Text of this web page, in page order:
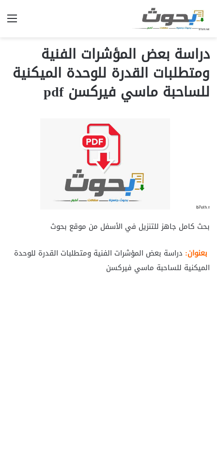
دراسة بعض المؤشرات الفنية
ومتطلبات القدرة للوحدة الميكنية
للساحبة ماسي فيركسن pdf
بحث كامل جاهز للتنزيل في الأسفل من موقع بحوث
بعنوان: دراسة بعض المؤشرات الفنية ومتطلبات القدرة للوحدة
الميكنية للساحبة ماسي فيركسن